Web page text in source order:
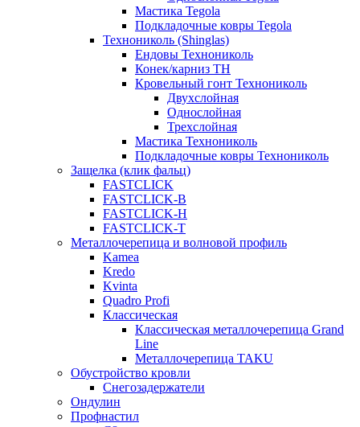
Мастика Tegola
Подкладочные ковры Tegola
Технониколь (Shinglas)
Ендовы Технониколь
Конек/карниз ТН
Кровельный гонт Технониколь
Двухслойная
Однослойная
Трехслойная
Мастика Технониколь
Подкладочные ковры Технониколь
Защелка (клик фальц)
FASTCLICK
FASTCLICK-B
FASTCLICK-H
FASTCLICK-T
Металлочерепица и волновой профиль
Kamea
Kredo
Kvinta
Quadro Profi
Классическая
Классическая металлочерепица Grand
Line
Металлочерепица TAKU
Обустройство кровли
Снегозадержатели
Ондулин
Профнастил